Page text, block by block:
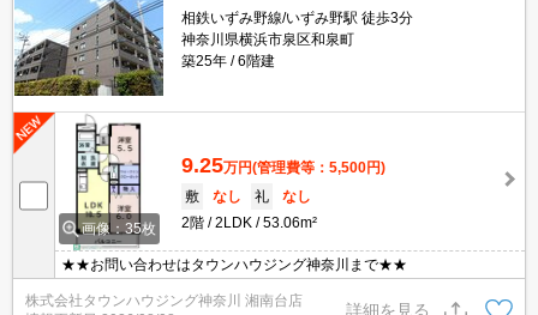
相鉄いずみ野線/いずみ野駅 徒歩3分
神奈川県横浜市泉区和泉町
築25年
6階建
画像：35枚
9.25万円(管理費等：5,500円)
敷
なし 礼
なし
2階
2LDK 53.06m²
★★お問い合わせはタウンハウジング神奈川まで★★
株式会社タウンハウジング神奈川 湘南台店
詳細を見る